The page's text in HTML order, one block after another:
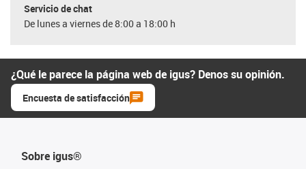
Servicio de chat
De lunes a viernes de 8:00 a 18:00 h
¿Qué le parece la página web de igus? Denos su opinión.
Encuesta de satisfacción
Sobre igus®